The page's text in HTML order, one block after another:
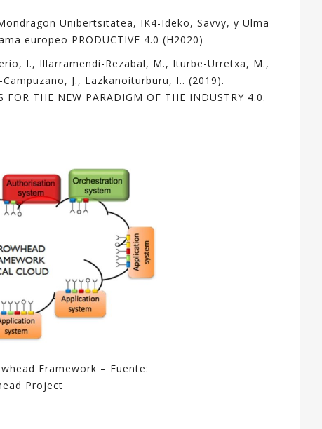
apoyo en
En este
explicadas
mayoría
Espero
- Fernando
Unibertsitatea, IK4-Ideko, Savvy, y Ulma
europeo PRODUCTIVE 4.0 (H2020)
I., Illarramendi-Rezabal, M., Iturbe-Urretxa, M.,
J., Lazkanoiturburu, I.. (2019).
FOR THE NEW PARADIGM OF THE INDUSTRY 4.0.
Framework – Fuente:
Project